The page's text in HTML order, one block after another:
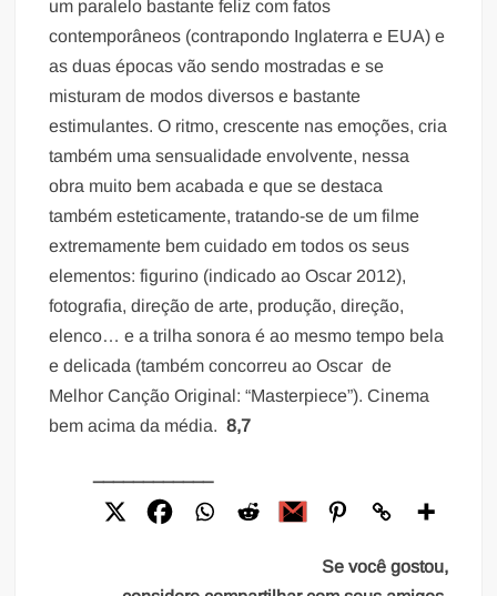
um paralelo bastante feliz com fatos
contemporâneos (contrapondo Inglaterra e EUA) e
as duas épocas vão sendo mostradas e se
misturam de modos diversos e bastante
estimulantes. O ritmo, crescente nas emoções, cria
também uma sensualidade envolvente, nessa
obra muito bem acabada e que se destaca
também esteticamente, tratando-se de um filme
extremamente bem cuidado em todos os seus
elementos: figurino (indicado ao Oscar 2012),
fotografia, direção de arte, produção, direção,
elenco… e a trilha sonora é ao mesmo tempo bela
e delicada (também concorreu ao Oscar de
Melhor Canção Original: “Masterpiece”). Cinema
bem acima da média. 8,7
Se você gostou,